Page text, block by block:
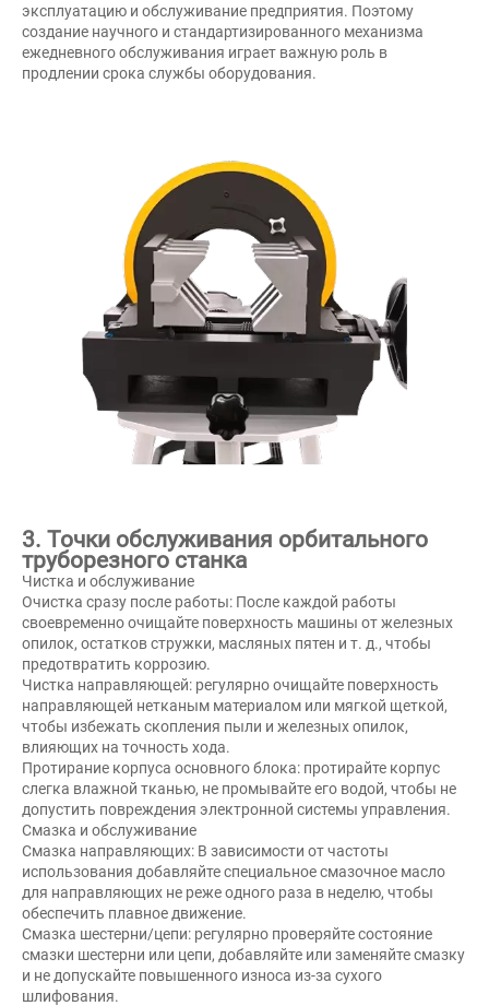
эксплуатацию и обслуживание предприятия. Поэтому
создание научного и стандартизированного механизма
ежедневного обслуживания играет важную роль в
продлении срока службы оборудования.
3. Точки обслуживания орбитального
труборезного станка
Чистка и обслуживание
Очистка сразу после работы: После каждой работы
своевременно очищайте поверхность машины от железных
опилок, остатков стружки, масляных пятен и т. д., чтобы
предотвратить коррозию.
Чистка направляющей: регулярно очищайте поверхность
направляющей нетканым материалом или мягкой щеткой,
чтобы избежать скопления пыли и железных опилок,
влияющих на точность хода.
Протирание корпуса основного блока: протирайте корпус
слегка влажной тканью, не промывайте его водой, чтобы не
допустить повреждения электронной системы управления.
Смазка и обслуживание
Смазка направляющих: В зависимости от частоты
использования добавляйте специальное смазочное масло
для направляющих не реже одного раза в неделю, чтобы
обеспечить плавное движение.
Смазка шестерни/цепи: регулярно проверяйте состояние
смазки шестерни или цепи, добавляйте или заменяйте смазку
и не допускайте повышенного износа из-за сухого
шлифования.